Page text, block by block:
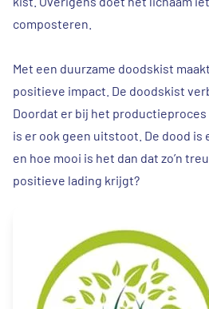
composteren.
Met een duurzame doodskist
positieve impact. De doodskist
Doordat er bij het
is er ook geen uitstoot. De dood
en hoe mooi is het dan dat zo’n
positieve lading krijgt?